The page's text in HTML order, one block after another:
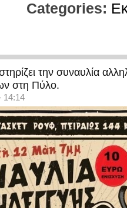
Categories:
την συναυλία
στη Πύλο.
14:14